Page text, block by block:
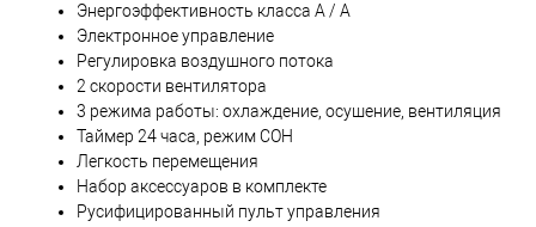
Энергоэффективность класса А / A
Электронное управление
Регулировка воздушного потока
2 скорости вентилятора
3 режима работы: охлаждение, осушение, вентиляция
Таймер 24 часа, режим СОН
Легкость перемещения
Набор аксессуаров в комплекте
Русифицированный пульт управления